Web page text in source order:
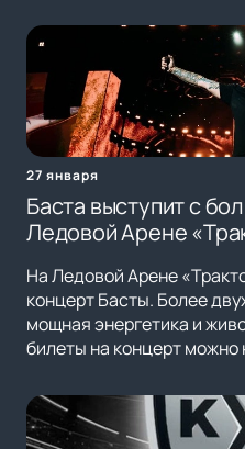
27 января
Баста выступит с
Ледовой Арене
На Ледовой Арене
концерт Басты. Более
мощная энергетика и
билеты на концерт можно